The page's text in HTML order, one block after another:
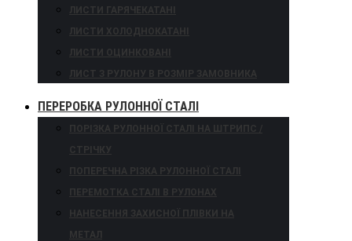
ЛИСТИ ГАРЯЧЕКАТАНІ
ЛИСТИ ХОЛОДНОКАТАНІ
ЛИСТИ ОЦИНКОВАНІ
ЛИСТ З РУЛОНУ В РОЗМІР ЗАМОВНИКА
ПЕРЕРОБКА РУЛОННОЇ СТАЛІ
ПОРІЗКА РУЛОННОЇ СТАЛІ НА ШТРИПС /
СТРІЧКУ
ПОПЕРЕЧНА РІЗКА РУЛОННОЇ СТАЛІ
ПЕРЕМОТКА СТАЛІ В РУЛОНАХ
НАНЕСЕННЯ ЗАХИСНОЇ ПЛІВКИ НА
МЕТАЛ